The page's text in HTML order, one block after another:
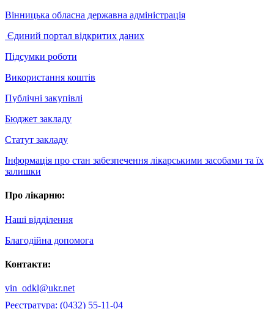
Вінницька обласна державна адміністрація
Єдиний портал відкритих даних
Підсумки роботи
Використання коштів
Публічні закупівлі
Бюджет закладу
Статут закладу
Інформація про стан забезпечення лікарськими засобами та їх
залишки
Про лікарню:
Наші відділення
Благодійна допомога
Контакти:
vin_odkl@ukr.net
Реєстратура: (0432) 55-11-04